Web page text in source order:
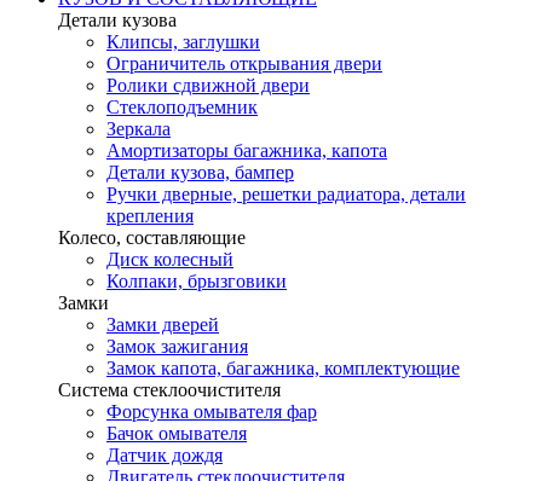
Детали кузова
Клипсы, заглушки
Ограничитель открывания двери
Ролики сдвижной двери
Стеклоподъемник
Зеркала
Амортизаторы багажника, капота
Детали кузова, бампер
Ручки дверные, решетки радиатора, детали
крепления
Колесо, составляющие
Диск колесный
Колпаки, брызговики
Замки
Замки дверей
Замок зажигания
Замок капота, багажника, комплектующие
Система стеклоочистителя
Форсунка омывателя фар
Бачок омывателя
Датчик дождя
Двигатель стеклоочистителя